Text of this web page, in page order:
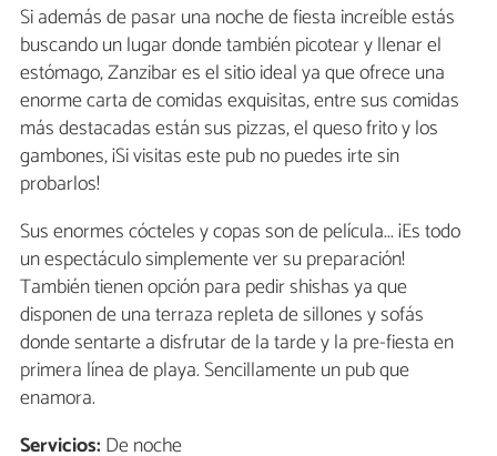
Si además de pasar una noche de fiesta increíble estás
buscando un lugar donde también picotear y llenar el
estómago, Zanzibar es el sitio ideal ya que ofrece una
enorme carta de comidas exquisitas, entre sus comidas
más destacadas están sus pizzas, el queso frito y los
gambones, ¡Si visitas este pub no puedes irte sin
probarlos!
Sus enormes cócteles y copas son de película... ¡Es todo
un espectáculo simplemente ver su preparación!
También tienen opción para pedir shishas ya que
disponen de una terraza repleta de sillones y sofás
donde sentarte a disfrutar de la tarde y la pre-fiesta en
primera línea de playa. Sencillamente un pub que
enamora.
Servicios:De noche